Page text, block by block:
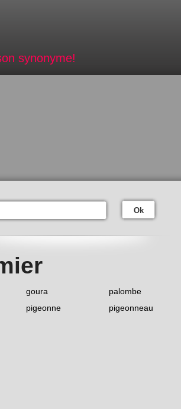
synonyme!
Ok
goura palombe
pigeonne pigeonneau